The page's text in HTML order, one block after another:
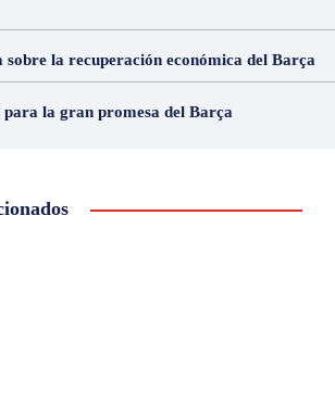
la recuperación económica del Barça
la gran promesa del Barça